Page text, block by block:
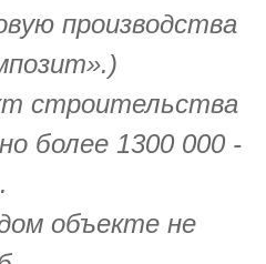
производства
строительства
более 1300 000 -
объекте не